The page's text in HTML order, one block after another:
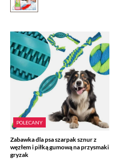
POLECANY
Zabawka dla psa szarpak sznur z
węzłem i piłką gumową na przysmaki
gryzak